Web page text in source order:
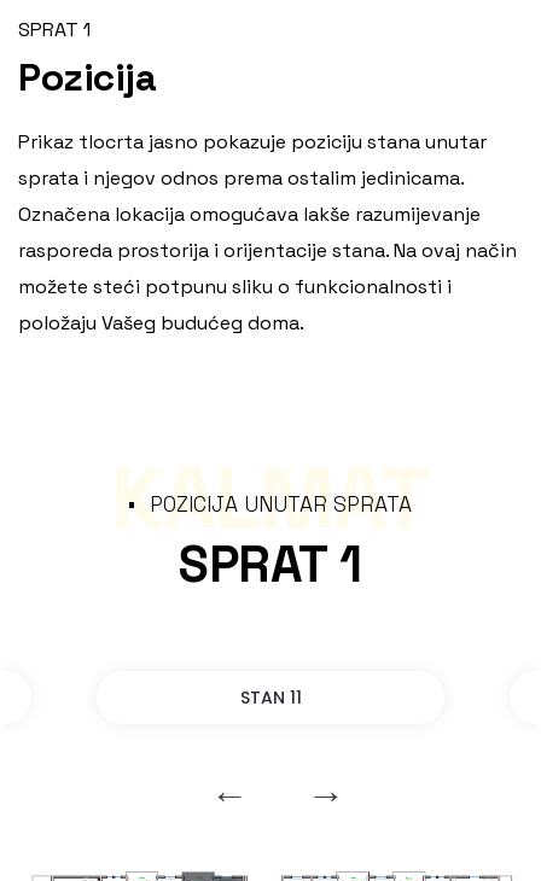
SPRAT 1
Pozicija
Prikaz tlocrta jasno pokazuje poziciju stana unutar
sprata i njegov odnos prema ostalim jedinicama.
Označena lokacija omogućava lakše razumijevanje
rasporeda prostorija i orijentacije stana. Na ovaj način
možete steći potpunu sliku o funkcionalnosti i
položaju Vašeg budućeg doma.
POZICIJA UNUTAR SPRATA
SPRAT 1
KALMAT
STAN 11